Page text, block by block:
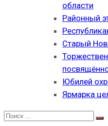
области
Районный
Старый
Юбилей
Ярмарка